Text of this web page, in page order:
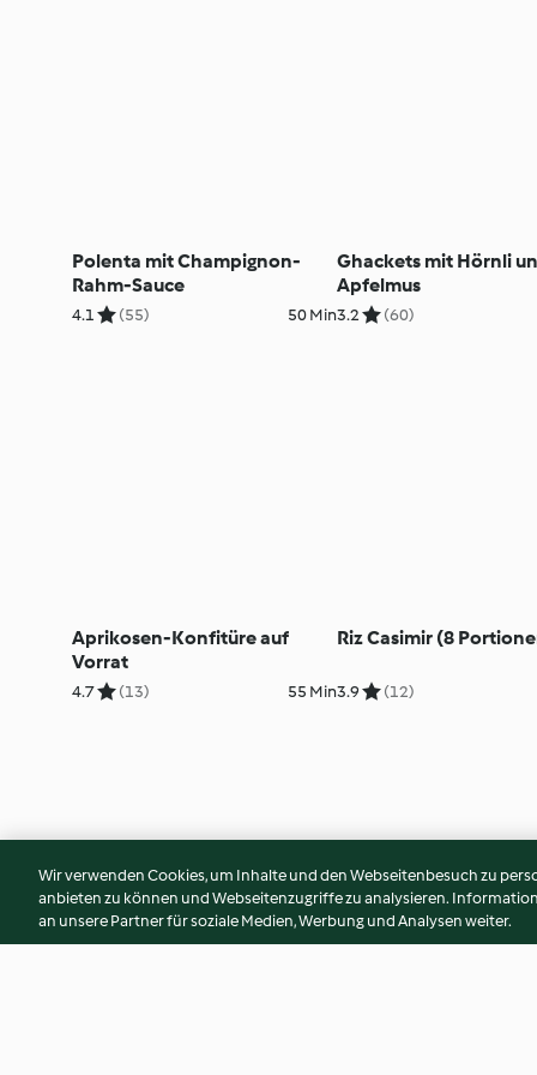
Polenta mit Champignon-
Rahm-Sauce
4.1 (55) 50 Min
Ghackets mit Hörnli
Apfelmus
3.2 (60)
Aprikosen-Konfitüre auf
Vorrat
4.7 (13) 55 Min
Riz Casimir (8
3.9 (12)
Wir verwenden Cookies, um Inhalte und den Webseitenbesuch zu
anbieten zu können und Webseitenzugriffe zu analysieren.
an unsere Partner für soziale Medien, Werbung und Analysen weiter.